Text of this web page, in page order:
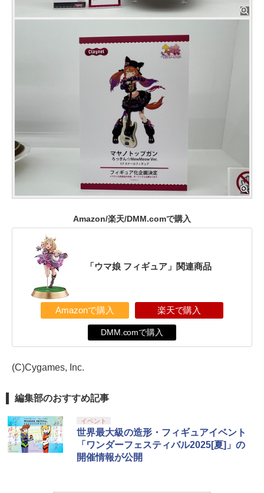
Amazon/楽天/DMM.comで購入
「ウマ娘 フィギュア」関連商品
Amazonで購入 楽天で購入
DMM.comで購入
(C)Cygames, Inc.
編集部のおすすめ記事
イベント
世界最大級の造形・フィギュアイベント
「ワンダーフェスティバル2025[夏]」の
開催情報が公開